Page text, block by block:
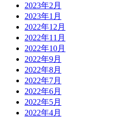
2023年2月
2023年1月
2022年12月
2022年11月
2022年10月
2022年9月
2022年8月
2022年7月
2022年6月
2022年5月
2022年4月